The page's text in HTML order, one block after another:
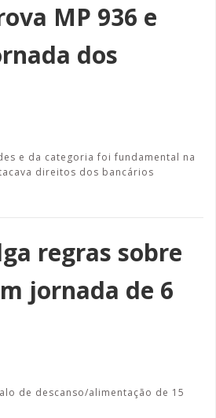
MP 936 e
dos
e da categoria foi fundamental na
direitos dos bancários
regras sobre
jornada de 6
de descanso/alimentação de 15